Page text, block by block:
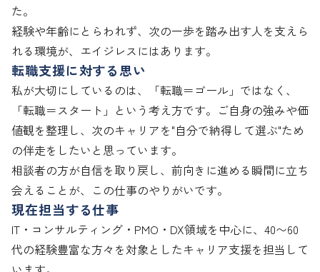
た。
経験や年齢にとらわれず、次の一歩を踏み出す人を支えら
れる環境が、エイジレスにはあります。
転職支援に対する思い
私が大切にしているのは、「転職＝ゴール」ではなく、
「転職＝スタート」という考え方です。ご自身の強みや価
値観を整理し、次のキャリアを"自分で納得して選ぶ"ため
の伴走をしたいと思っています。
相談者の方が自信を取り戻し、前向きに進める瞬間に立ち
会えることが、この仕事のやりがいです。
現在担当する仕事
IT・コンサルティング・PMO・DX領域を中心に、40〜60
代の経験豊富な方々を対象としたキャリア支援を担当して